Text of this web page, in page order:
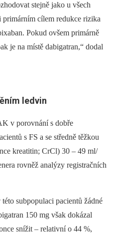
stejně jako u všech
primárním cílem redukce rizika
Pokud ovšem primárně
je na místě dabigatran,“ dodal
ledvin
v porovnání s dobře
s FS a se středně těžkou
kreatitin; CrCl) 30 –⁠ 49 ml/
rovněž analýzy registračních
subpopulaci pacientů žádné
150 mg však dokázal
snížit –⁠ relativní o 44 %,